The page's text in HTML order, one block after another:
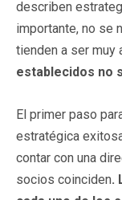
describen
importante, no se
tienden a ser muy
establecidos no
El primer paso
estratégica
contar con una
socios coinciden.